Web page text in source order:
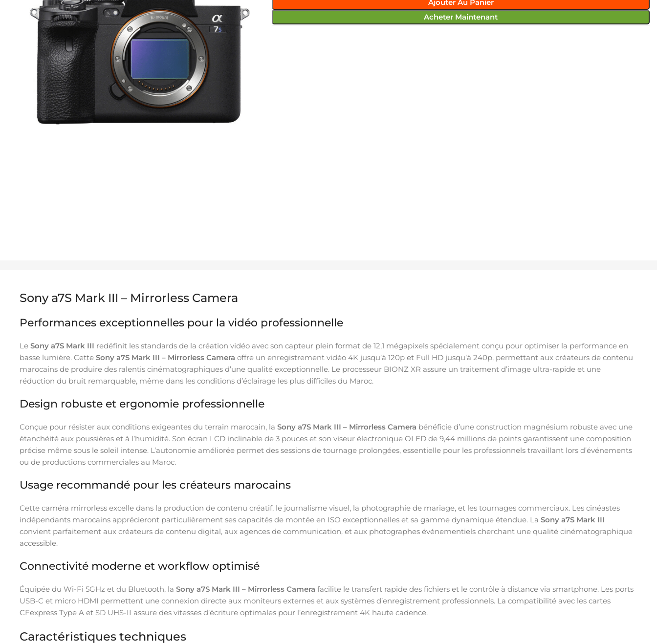
Ajouter Au Panier
Acheter Maintenant
Sony a7S Mark III – Mirrorless Camera
Performances exceptionnelles pour la vidéo professionnelle
Le Sony a7S Mark III redéfinit les standards de la création vidéo avec son capteur plein format de 12,1 mégapixels spécialement conçu pour optimiser la performance en
basse lumière. Cette Sony a7S Mark III – Mirrorless Camera offre un enregistrement vidéo 4K jusqu’à 120p et Full HD jusqu’à 240p, permettant aux créateurs de contenu
marocains de produire des ralentis cinématographiques d’une qualité exceptionnelle. Le processeur BIONZ XR assure un traitement d’image ultra-rapide et une
réduction du bruit remarquable, même dans les conditions d’éclairage les plus difficiles du Maroc.
Design robuste et ergonomie professionnelle
Conçue pour résister aux conditions exigeantes du terrain marocain, la Sony a7S Mark III – Mirrorless Camera bénéficie d’une construction magnésium robuste avec une
étanchéité aux poussières et à l’humidité. Son écran LCD inclinable de 3 pouces et son viseur électronique OLED de 9,44 millions de points garantissent une composition
précise même sous le soleil intense. L’autonomie améliorée permet des sessions de tournage prolongées, essentielle pour les professionnels travaillant lors d’événements
ou de productions commerciales au Maroc.
Usage recommandé pour les créateurs marocains
Cette caméra mirrorless excelle dans la production de contenu créatif, le journalisme visuel, la photographie de mariage, et les tournages commerciaux. Les cinéastes
indépendants marocains apprécieront particulièrement ses capacités de montée en ISO exceptionnelles et sa gamme dynamique étendue. La Sony a7S Mark III
convient parfaitement aux créateurs de contenu digital, aux agences de communication, et aux photographes événementiels cherchant une qualité cinématographique
accessible.
Connectivité moderne et workflow optimisé
Équipée du Wi-Fi 5GHz et du Bluetooth, la Sony a7S Mark III – Mirrorless Camera facilite le transfert rapide des fichiers et le contrôle à distance via smartphone. Les ports
USB-C et micro HDMI permettent une connexion directe aux moniteurs externes et aux systèmes d’enregistrement professionnels. La compatibilité avec les cartes
CFexpress Type A et SD UHS-II assure des vitesses d’écriture optimales pour l’enregistrement 4K haute cadence.
Caractéristiques techniques